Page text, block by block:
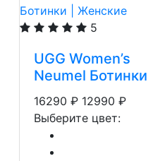
5
UGG Women’s
Neumel Ботинки
16290 ₽ 12990 ₽
Выберите цвет: